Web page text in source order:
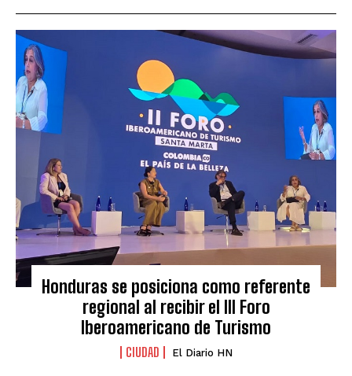
Honduras se posiciona como referente
regional al recibir el III Foro
Iberoamericano de Turismo
CIUDAD El Diario HN